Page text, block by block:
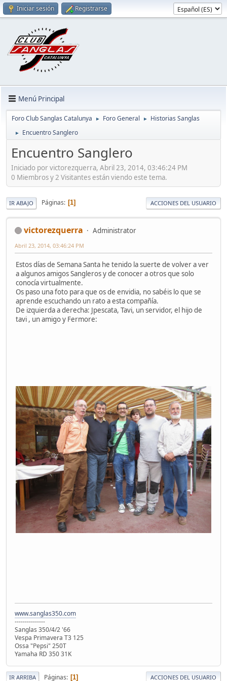
Iniciar sesión Registrarse
Menú Principal
Foro Club Sanglas Catalunya ► Foro General ► Historias Sanglas
► Encuentro Sanglero
Encuentro Sanglero
Iniciado por victorezquerra, Abril 23, 2014, 03:46:24 PM
0 Miembros y 2 Visitantes están viendo este tema.
IR ABAJO Páginas 1 ACCIONES DEL USUARIO
victorezquerra Administrator
Abril 23, 2014, 03:46:24 PM
Estos días de Semana Santa he tenido la suerte de volver a ver
a algunos amigos Sangleros y de conocer a otros que solo
conocía virtualmente.
Os paso una foto para que os de envidia, no sabéis lo que se
aprende escuchando un rato a esta compañía.
De izquierda a derecha: Jpescata, Tavi, un servidor, el hijo de
tavi , un amigo y Fermore:
www.sanglas350.com
---------------
Sanglas 350/4/2 '66
Vespa Primavera T3 125
Ossa "Pepsi" 250T
Yamaha RD 350 31K
IR ARRIBA Páginas 1 ACCIONES DEL USUARIO